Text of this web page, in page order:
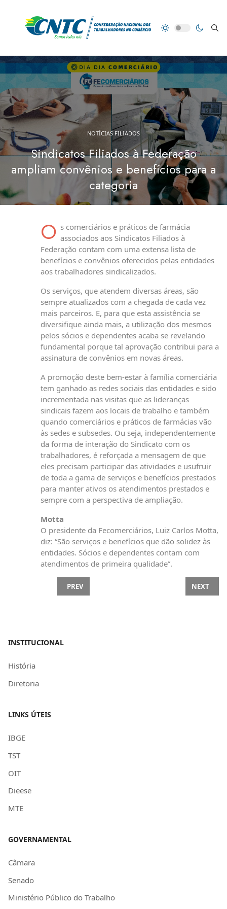
NOTÍCIAS FILIADOS
Sindicatos Filiados à Federação
ampliam convênios e benefícios para a
categoria
O s comerciários e práticos de farmácia
associados aos Sindicatos Filiados à
Federação contam com uma extensa lista de
benefícios e convênios oferecidos pelas entidades
aos trabalhadores sindicalizados.
Os serviços, que atendem diversas áreas, são
sempre atualizados com a chegada de cada vez
mais parceiros. E, para que esta assistência se
diversifique ainda mais, a utilização dos mesmos
pelos sócios e dependentes acaba se revelando
fundamental porque tal aprovação contribui para a
assinatura de convênios em novas áreas.
A promoção deste bem-estar à família comerciária
tem ganhado as redes sociais das entidades e sido
incrementada nas visitas que as lideranças
sindicais fazem aos locais de trabalho e também
quando comerciários e práticos de farmácias vão
às sedes e subsedes. Ou seja, independentemente
da forma de interação do Sindicato com os
trabalhadores, é reforçada a mensagem de que
eles precisam participar das atividades e usufruir
de toda a gama de serviços e benefícios prestados
para manter ativos os atendimentos prestados e
sempre com a perspectiva de ampliação.
Motta
O presidente da Fecomerciários, Luiz Carlos Motta,
diz: “São serviços e benefícios que dão solidez às
entidades. Sócios e dependentes contam com
atendimentos de primeira qualidade”.
PREVIOUS ARTICLE: DATA-BASE DOS PRÁTICOS
PREV NEXT
NEXT
INSTITUCIONAL
História
Diretoria
LINKS ÚTEIS
IBGE
TST
OIT
Dieese
MTE
GOVERNAMENTAL
Câmara
Senado
Ministério Público do Trabalho